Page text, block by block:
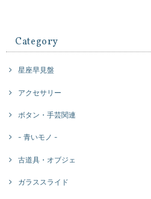
Category
星座早見盤
アクセサリー
ボタン・手芸関連
- 青いモノ -
古道具・オブジェ
ガラススライド